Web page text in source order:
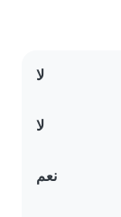
لا
لا
نعم